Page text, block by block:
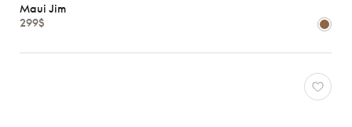
Maui Jim
299$